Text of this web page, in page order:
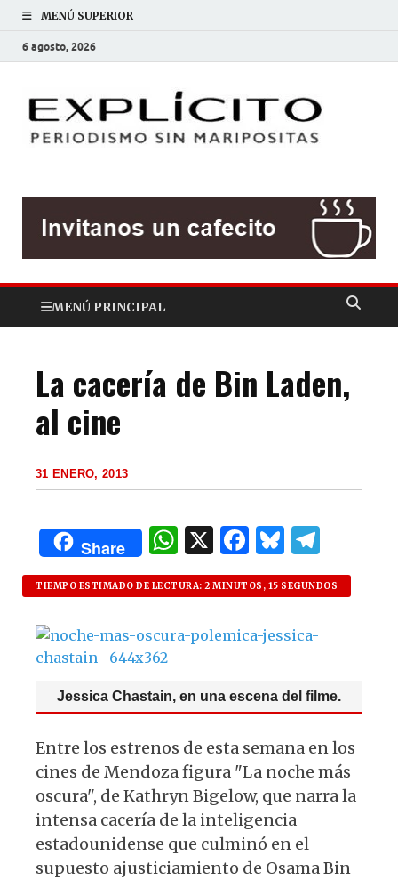
MENÚ SUPERIOR
6 agosto, 2026
MENÚ PRINCIPAL
La cacería de Bin Laden,
al cine
31 ENERO, 2013
Share
W
h
at
s
A
p
X F
a
c
e
b
o
k
B
lu
es
k
el
e
TIEMPO ESTIMADO DE LECTURA: 2 MINUTOS, 15 SEGUNDOS
Jessica Chastain, en una escena del filme.
Entre los estrenos de esta semana en los
cines de Mendoza figura "La noche más
oscura", de Kathryn Bigelow, que narra la
intensa cacería de la inteligencia
estadounidense que culminó en el
supuesto ajusticiamiento de Osama Bin